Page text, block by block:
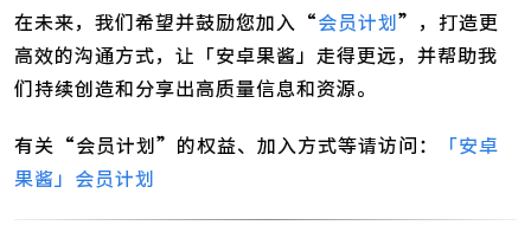
在未来，我们希望并鼓励您加入“会员计划”，打造更
高效的沟通方式，让「安卓果酱」走得更远，并帮助我
们持续创造和分享出高质量信息和资源。
有关“会员计划”的权益、加入方式等请访问：
「安卓
果酱」会员计划